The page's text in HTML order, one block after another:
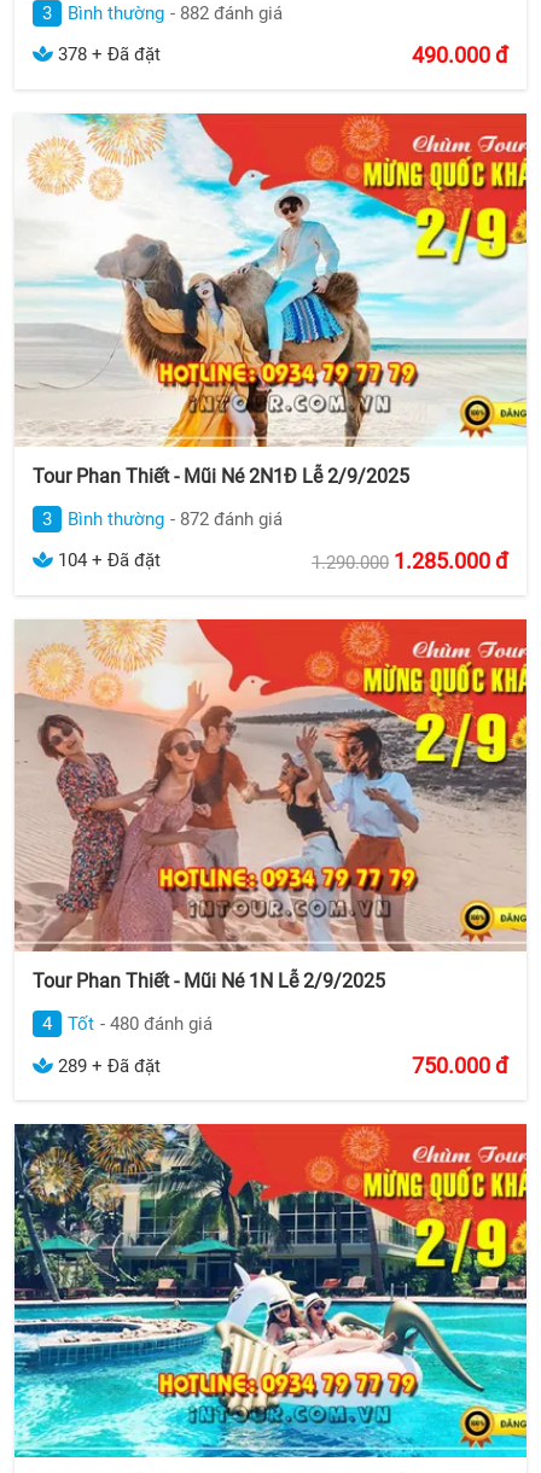
3 Bình thường - 882 đánh giá
378 + Đã đặt
490.000đ
Tour Phan Thiết - Mũi Né 2N1Đ Lễ 2/9/2025
3 Bình thường - 872 đánh giá
104 + Đã đặt
1.290.000 1.285.000đ
Tour Phan Thiết - Mũi Né 1N Lễ 2/9/2025
4 Tốt - 480 đánh giá
289 + Đã đặt
750.000đ